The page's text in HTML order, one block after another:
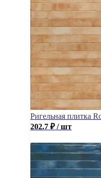
Ригельная плитка
202.7 ₽ / шт